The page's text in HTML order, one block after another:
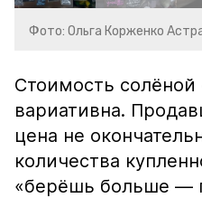
Фото: Ольга Корженко
Стоимость
вариативна.
цена не
количества
«берёшь больше —